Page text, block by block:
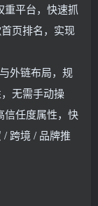
重平台，快速抓
页排名，实现
外链布局，规
无需手动操
信任度属性，快
跨境 / 品牌推